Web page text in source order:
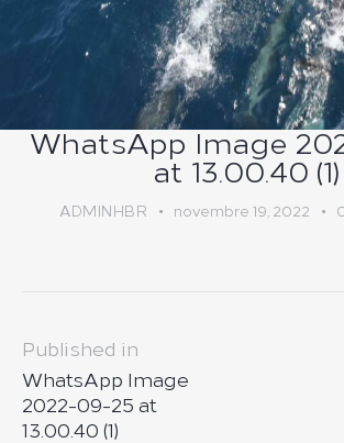
WhatsApp Image
at 13.00.40 (1)
ADMINHBR novembre 19, 2022
Navigation
de
l’article
Published in
Previous
post:
WhatsApp Image
2022-09-25 at
13.00.40 (1)